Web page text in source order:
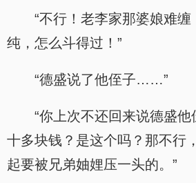
“不行！老李家那婆娘难
纯，怎么斗得过！”
“德盛说了他侄子……”
“你上次不还回来说德盛
十多块钱？是这个吗？那不行
起要被兄弟妯娌压一头的。”